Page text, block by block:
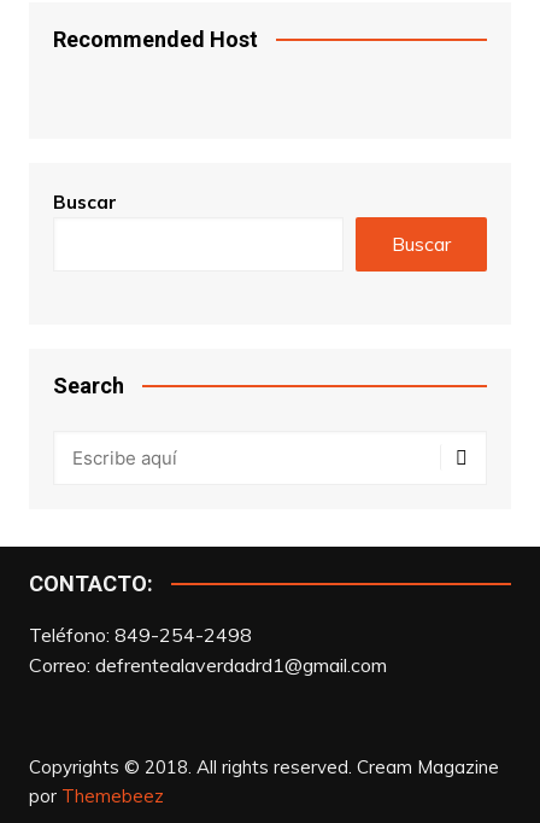
Recommended Host
Buscar
Buscar
Search
CONTACTO:
Teléfono: 849-254-2498
Correo: defrentealaverdadrd1@gmail.com
Copyrights © 2018. All rights reserved. Cream Magazine
por Themebeez